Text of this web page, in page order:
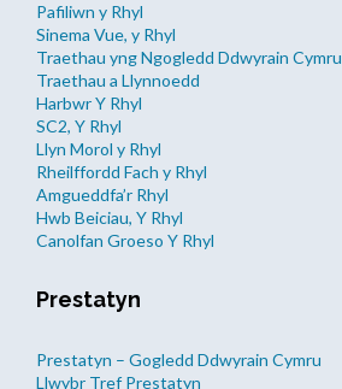
Pafiliwn y Rhyl
Sinema Vue, y Rhyl
Traethau yng Ngogledd Ddwyrain Cymru
Traethau a Llynnoedd
Harbwr Y Rhyl
SC2, Y Rhyl
Llyn Morol y Rhyl
Rheilffordd Fach y Rhyl
Amgueddfa’r Rhyl
Hwb Beiciau, Y Rhyl
Canolfan Groeso Y Rhyl
Prestatyn
Prestatyn – Gogledd Ddwyrain Cymru
Llwybr Tref Prestatyn